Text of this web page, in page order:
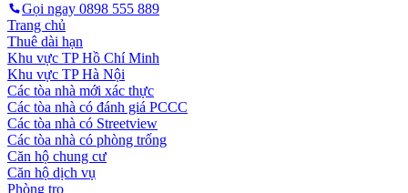
Gọi ngay 0898 555 889
Trang chủ
Thuê dài hạn
Khu vực TP Hồ Chí Minh
Khu vực TP Hà Nội
Các tòa nhà mới xác thực
Các tòa nhà có đánh giá PCCC
Các tòa nhà có Streetview
Các tòa nhà có phòng trống
Căn hộ chung cư
Căn hộ dịch vụ
Phòng trọ